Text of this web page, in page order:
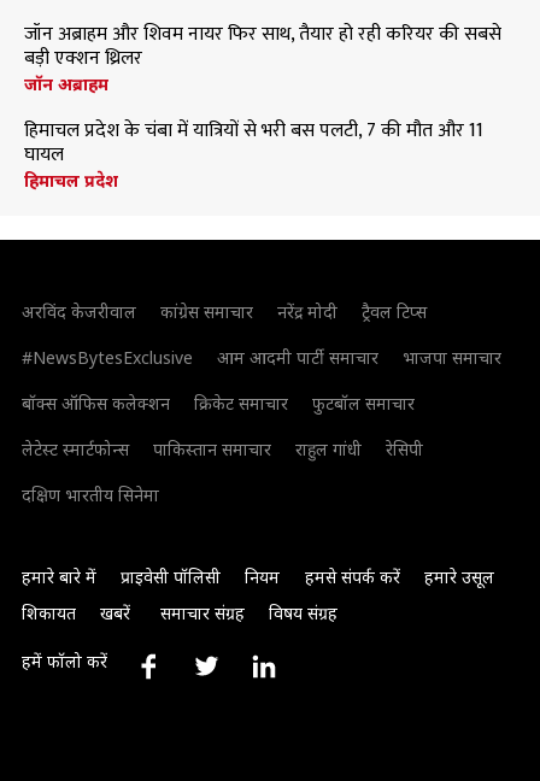
जॉन अब्राहम और शिवम नायर फिर साथ, तैयार हो रही करियर की सबसे
बड़ी एक्शन थ्रिलर
जॉन अब्राहम
हिमाचल प्रदेश के चंबा में यात्रियों से भरी बस पलटी, 7 की मौत और 11
घायल
हिमाचल प्रदेश
अरविंद केजरीवाल कांग्रेस समाचार नरेंद्र मोदी
ट्रैवल टिप्स
#NewsBytesExclusive
आम आदमी पार्टी समाचार
भाजपा समाचार
बॉक्स ऑफिस कलेक्शन
क्रिकेट समाचार
फुटबॉल समाचार
लेटेस्ट स्मार्टफोन्स
पाकिस्तान समाचार राहुल गांधी
रेसिपी
दक्षिण भारतीय सिनेमा
हमारे बारे में प्राइवेसी पॉलिसी नियम हमसे संपर्क करें
हमारे उसूल
शिकायत
खबरें समाचार संग्रह विषय संग्रह
हमें फॉलो करें